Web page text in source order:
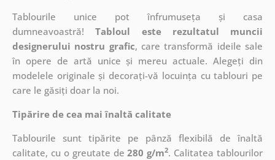
Tablourile unice pot înfrumuseța și casa
dumneavoastră!Tabloul este rezultatul muncii
designerului nostru grafic, caretransformă ideile sale
în opere de artă unice și mereu actuale. Alegeți din
modelele originale și decorați-vă locuința cu tablouri pe
care le găsiți doar la noi.
Tipărire de cea mai înaltă calitate
Tablourile sunt tipărite pe pânză flexibilă de înaltă
calitate, cu o greutate de280 g/m2. Calitatea tablourilor